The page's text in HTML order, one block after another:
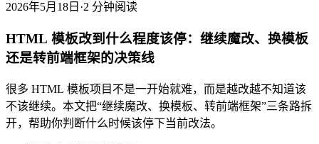
2026年5月18日 ·2 分钟阅读
HTML 模板改到什么程度该停：继续魔改、换模板
还是转前端框架的决策线
很多 HTML 模板项目不是一开始就难，而是越改越不知道该
不该继续。本文把“继续魔改、换模板、转前端框架”三条路拆
开，帮助你判断什么时候该停下当前改法。